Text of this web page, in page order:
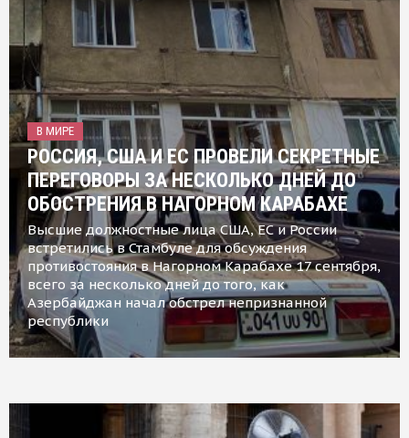
В МИРЕ
РОССИЯ, США И ЕС ПРОВЕЛИ СЕКРЕТНЫЕ
ПЕРЕГОВОРЫ ЗА НЕСКОЛЬКО ДНЕЙ ДО
ОБОСТРЕНИЯ В НАГОРНОМ КАРАБАХЕ
Высшие должностные лица США, ЕС и России
встретились в Стамбуле для обсуждения
противостояния в Нагорном Карабахе 17 сентября,
всего за несколько дней до того, как
Азербайджан начал обстрел непризнанной
республики